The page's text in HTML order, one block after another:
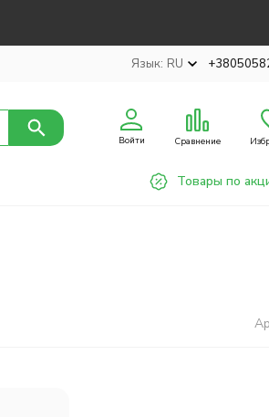
Язык: RU
Войти Сравнение
Товары по